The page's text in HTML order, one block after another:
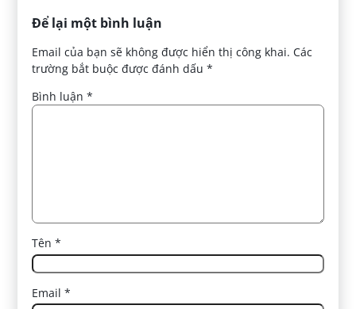
Để lại một bình luận
Email của bạn sẽ không được hiển thị công khai. Các
trường bắt buộc được đánh dấu*
Bình luận*
Tên*
Email*